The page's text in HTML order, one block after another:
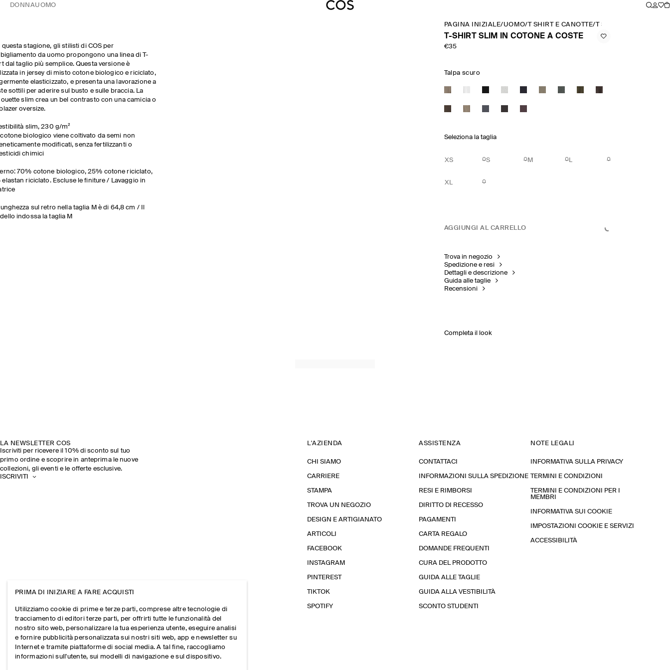
DONNAUOMO
questa stagione, gli stilisti di COS per
da uomo propongono una linea di T-
dal taglio più semplice. Questa versione è
in jersey di misto cotone biologico e riciclato,
elasticizzato, e presenta una lavorazione a
sottili per aderire sul busto e sulle braccia. La
slim crea un bel contrasto con una camicia o
oversize.
slim, 230 g/m²
biologico viene coltivato da semi non
modificati, senza fertilizzanti o
chimici
70% cotone biologico, 25% cotone riciclato,
elastan riciclato. Escluse le finiture / Lavaggio in
sul retro nella taglia M è di 64,8 cm / Il
indossa la taglia M
PAGINA INIZIALE/UOMO/T SHIRT E CANOTTE/T SHIRT SLIM IN
T-SHIRT SLIM IN COTONE A COSTE
€35
Talpa scuro
Seleziona la taglia
XS S M L
XL
AGGIUNGI AL CARRELLO
Trova in negozio
Spedizione e resi
Dettagli e descrizione
Guida alle taglie
Recensioni
Completa il look
LA NEWSLETTER COS
Iscriviti per ricevere il 10% di sconto sul tuo
primo ordine e scoprire in anteprima le nuove
collezioni, gli eventi e le offerte esclusive.
ISCRIVITI
L'AZIENDA
CHI SIAMO
CARRIERE
STAMPA
TROVA UN NEGOZIO
DESIGN E ARTIGIANATO
ARTICOLI
FACEBOOK
INSTAGRAM
PINTEREST
TIKTOK
SPOTIFY
ASSISTENZA
CONTATTACI
INFORMAZIONI SULLA SPEDIZIONE
RESI E RIMBORSI
DIRITTO DI RECESSO
PAGAMENTI
CARTA REGALO
DOMANDE FREQUENTI
CURA DEL PRODOTTO
GUIDA ALLE TAGLIE
GUIDA ALLA VESTIBILITÀ
SCONTO STUDENTI
NOTE LEGALI
INFORMATIVA SULLA PRIVACY
TERMINI E CONDIZIONI
TERMINI E CONDIZIONI PER I
MEMBRI
INFORMATIVA SUI COOKIE
IMPOSTAZIONI COOKIE E SERVIZI
ACCESSIBILITÀ
PRIMA DI INIZIARE A FARE ACQUISTI
Utilizziamo cookie di prime e terze parti, comprese altre tecnologie di
tracciamento di editori terze parti, per offrirti tutte le funzionalità del
nostro sito web, personalizzare la tua esperienza utente, eseguire analisi
e fornire pubblicità personalizzata sui nostri siti web, app e newsletter su
Internet e tramite piattaforme di social media. A tal fine, raccogliamo
informazioni sull'utente, sui modelli di navigazione e sul dispositivo.